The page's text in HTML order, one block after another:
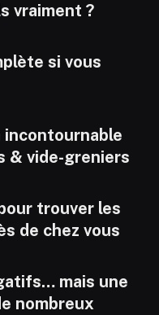
vraiment ?
si vous
incontournable
& vide-greniers
trouver les
de chez vous
mais une
nombreux